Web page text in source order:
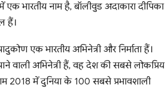
भारतीय नाम है, बॉलीवुड अदाकारा दीपिका
हैं।
एक भारतीय अभिनेत्री और निर्माता हैं।
वाली अभिनेत्री हैं, वह देश की सबसे लोकप्रिय
2018 में दुनिया के 100 सबसे प्रभावशाली